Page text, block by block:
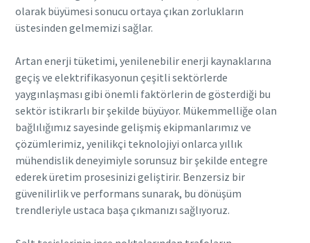
olarak büyümesi sonucu ortaya çıkan zorlukların
üstesinden gelmemizi sağlar.
Artan enerji tüketimi, yenilenebilir enerji kaynaklarına
geçiş ve elektrifikasyonun çeşitli sektörlerde
yaygınlaşması gibi önemli faktörlerin de gösterdiği bu
sektör istikrarlı bir şekilde büyüyor. Mükemmelliğe olan
bağlılığımız sayesinde gelişmiş ekipmanlarımız ve
çözümlerimiz, yenilikçi teknolojiyi onlarca yıllık
mühendislik deneyimiyle sorunsuz bir şekilde entegre
ederek üretim prosesinizi geliştirir. Benzersiz bir
güvenilirlik ve performans sunarak, bu dönüşüm
trendleriyle ustaca başa çıkmanızı sağlıyoruz.
aracılığıyla sizinle iletişime
geçebilecektir. Daha fazla bilgi
için gizlilik politikamıza
başvurabilirsiniz.
Gizlilik politikasını okudum
ve kabul ediyorum
Gönder
Anti-Robot Doğrulaması
Doğrulamayı başlatmak için tıklayın
aracılığıyla sizinle iletişime
geçebilecektir. Daha fazla bilgi
için gizlilik politikamıza
başvurabilirsiniz.
Gizlilik politikasını okudum
ve kabul ediyorum
Gönder
Anti-Robot Doğrulaması
Doğrulamayı başlatmak için tıklayın
aracılığıyla sizinle iletişime
geçebilecektir. Daha fazla bilgi
için gizlilik politikamıza
başvurabilirsiniz.
Gizlilik politikasını okudum
ve kabul ediyorum
Gönder
Anti-Robot Doğrulaması
Doğrulamayı başlatmak için tıklayın